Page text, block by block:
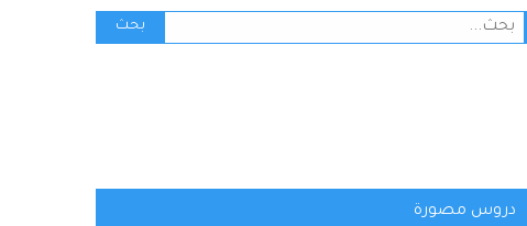
البحث
عن:
بحث
دروس مصورة